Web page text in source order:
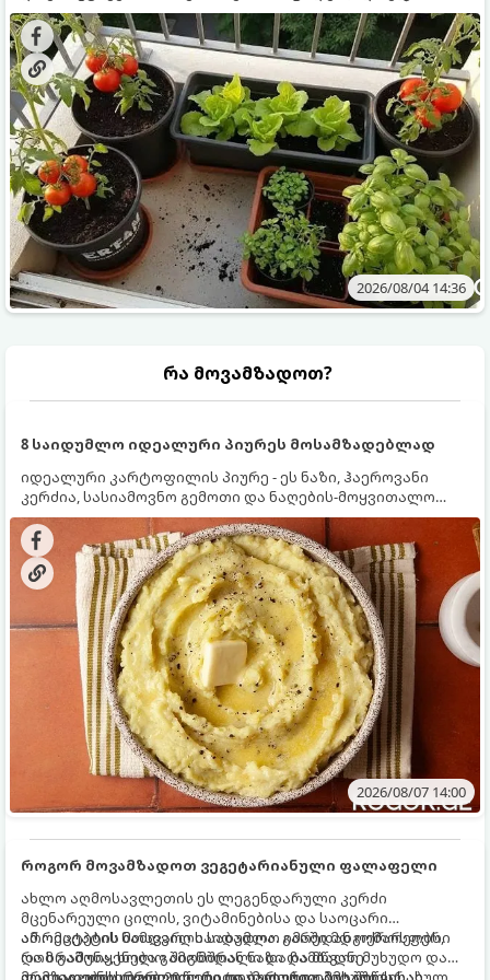
ყოველდღიურად ახალ, არომატულ მწვანილსა და
ბოსტნეულს მოკრეფთ.
კულტურები ეგუებიან ქოთნის პირობებს ყველაზე კარგად
და როგორ მოუაროთ მათ სწორად.
2026/08/04 14:36
რა მოვამზადოთ?
8 საიდუმლო იდეალური პიურეს მოსამზადებლად
იდეალური კარტოფილის პიურე - ეს ნაზი, ჰაეროვანი
კერძია, სასიამოვნო გემოთი და ნაღების-მოყვითალო
ფერით. მისი მომზადება ძალიან მარტივია, მაგრამ
არსებობს რამდენიმე საიდუმლო, რომლებიც უნდა
იცოდეთ, რომ პიურე იდეალურად გემრიელი გამოვიდეს.
2026/08/07 14:00
როგორ მოვამზადოთ ვეგეტარიანული ფალაფელი
ახლო აღმოსავლეთის ეს ლეგენდარული კერძი
მცენარეული ცილის, ვიტამინებისა და საოცარი
არომატების ნამდვილი საბადოა. გარედან ოქროსფერი
და ხრაშუნა, ხოლო შიგნიდან ნაზი და მწვანე
ამ რეცეპტის მთავარი საიდუმლო იმაში მდგომარეობს,
რომ გამოიყენება გამომშრალი და ჩამბალი მუხუდო და